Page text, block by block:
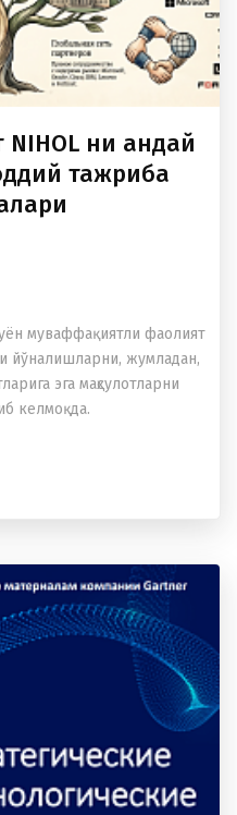
ни қандай
тажриба
муваффақиятли фаолият
йўналишларни, жумладан,
эга маҳсулотларни
келмоқда.